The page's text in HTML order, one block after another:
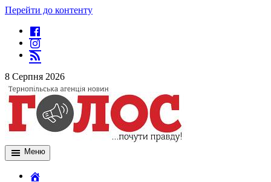
Перейти до контенту
8 Серпня 2026
Меню